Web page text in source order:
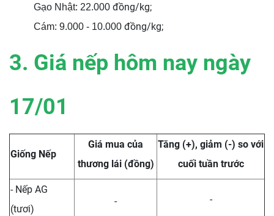
Gạo Nhật: 22.000 đồng/kg;
Cám: 9.000 - 10.000 đồng/kg;
3. Giá nếp hôm nay ngày
17/01
Giống Nếp
Giá mua của
thương lái (đồng)
Tăng (+), giảm (-) so với
cuối tuần trước
- Nếp AG
(tươi)
- -